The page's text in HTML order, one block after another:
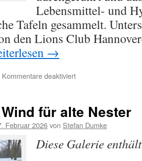
Lebensmittel- und
Tafeln gesammelt.
den Lions Club
→
Kommentare deaktiviertfür
–
„Ein
mehr“
für alte Nester
Februar 2026von Stefan Dumke
Diese Galerie